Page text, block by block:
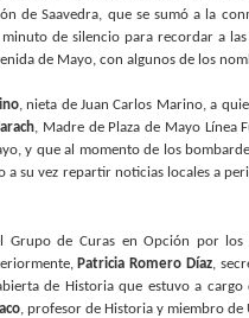
de Saavedra, que se sumó a la
de silencio para recordar a
de Mayo, con algunos de los
, nieta de Juan Carlos Marino, a
, Madre de Plaza de Mayo Línea
y que al momento de los
su vez repartir noticias locales a
Grupo de Curas en Opción por
Patricia Romero Díaz,
de Historia que estuvo a
, profesor de Historia y miembro de